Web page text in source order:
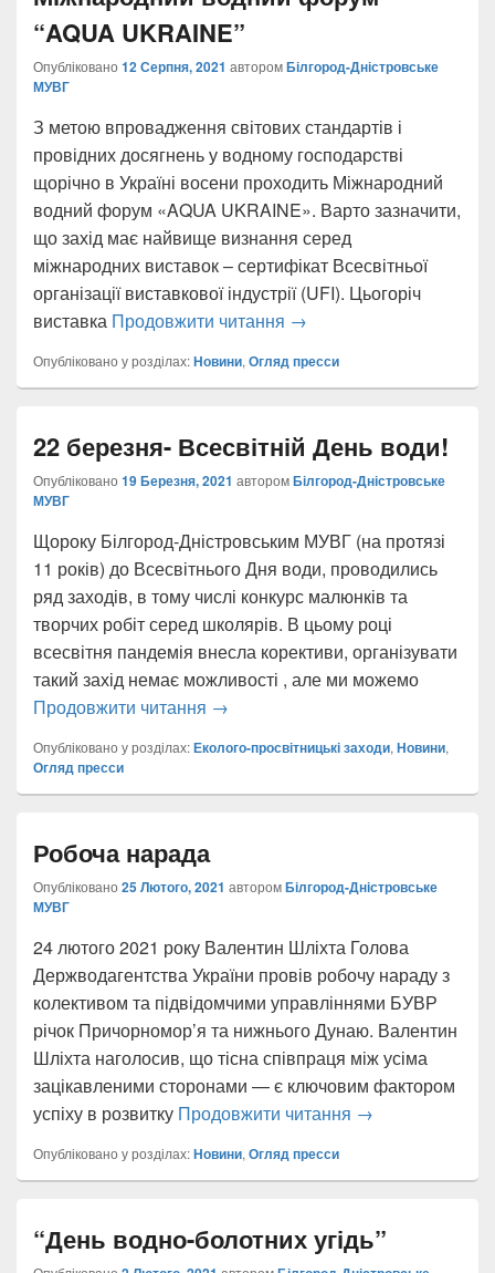
“AQUA UKRAINE”
Опубліковано 12 Серпня, 2021 авторомБілгород-Дністровське
МУВГ
З метою впровадження світових стандартів і
провідних досягнень у водному господарстві
щорічно в Україні восени проходить Міжнародний
водний форум «AQUA UKRAINE». Варто зазначити,
що захід має найвище визнання серед
міжнародних виставок – сертифікат Всесвітньої
організації виставкової індустрії (UFI). Цьогоріч
виставка Продовжити читання Міжнародний водний
→
Опубліковано у розділах:Новини, Огляд пресси
22 березня- Всесвітній День води!
Опубліковано 19 Березня, 2021 авторомБілгород-Дністровське
МУВГ
Щороку Білгород-Дністровським МУВГ (на протязі
11 років) до Всесвітнього Дня води, проводились
ряд заходів, в тому числі конкурс малюнків та
творчих робіт серед школярів. В цьому році
всесвітня пандемія внесла корективи, організувати
такий захід немає можливості , але ми можемо
Продовжити читання 22 березня- Всесвітній День води!
→
Опубліковано у розділах:Еколого-просвітницькі заходи, Новини,
Огляд пресси
Робоча нарада
Опубліковано 25 Лютого, 2021 авторомБілгород-Дністровське
МУВГ
24 лютого 2021 року Валентин Шліхта Голова
Держводагентства України провів робочу нараду з
колективом та підвідомчими управліннями БУВР
річок Причорномор’я та нижнього Дунаю. Валентин
Шліхта наголосив, що тісна співпраця між усіма
зацікавленими сторонами — є ключовим фактором
успіху в розвитку Продовжити читання Робоча нарада
→
Опубліковано у розділах:Новини, Огляд пресси
“День водно-болотних угідь”